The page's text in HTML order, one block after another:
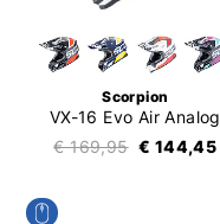
Scorpion
VX-16 Evo Air Analog
€ 169,95 € 144,45